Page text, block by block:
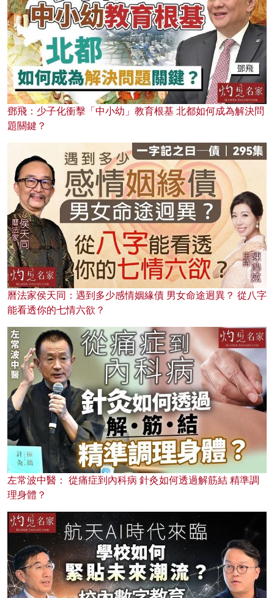
鄧飛：少子化衝擊「中小幼」教育根基 北都如何成為解決問
題關鍵？
曆法家侯天同：遇到多少感情姻緣債 男女命途迥異？ 從八字
能看透你的七情六欲？
左常波中醫： 從痛症到內科病 針灸如何透過解筋結 精準調
理身體？